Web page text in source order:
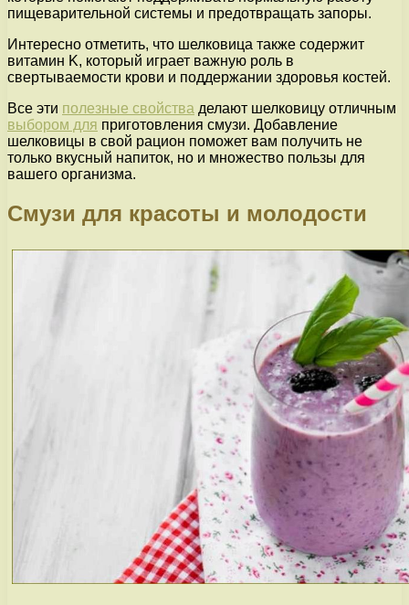
пищеварительной системы и предотвращать запоры.
Интересно отметить, что шелковица также содержит
витамин K, который играет важную роль в
свертываемости крови и поддержании здоровья костей.
Все эти полезные свойства делают шелковицу отличным
выбором для приготовления смузи. Добавление
шелковицы в свой рацион поможет вам получить не
только вкусный напиток, но и множество пользы для
вашего организма.
Смузи для красоты и молодости